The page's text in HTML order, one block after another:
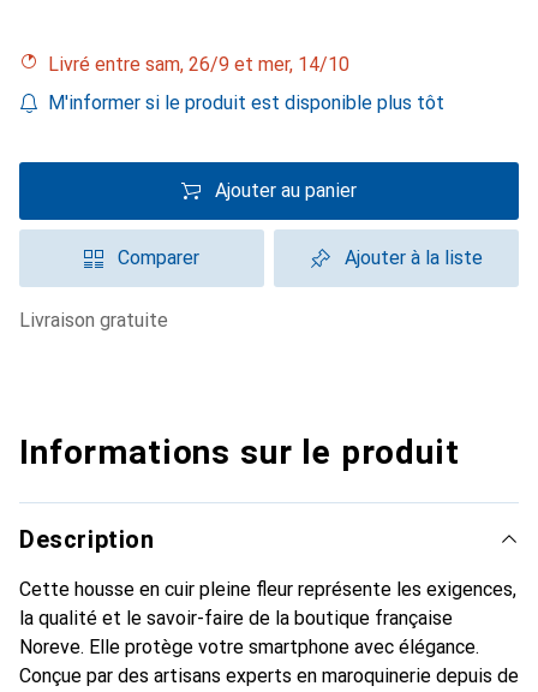
Livré entre sam, 26/9 et mer, 14/10
M'informer si le produit est disponible plus tôt
Ajouter au panier
Comparer Ajouter à la liste
livraison gratuite
Informations sur le produit
Description
Cette housse en cuir pleine fleur représente les exigences,
la qualité et le savoir-faire de la boutique française
Noreve. Elle protège votre smartphone avec élégance.
Conçue par des artisans experts en maroquinerie depuis de